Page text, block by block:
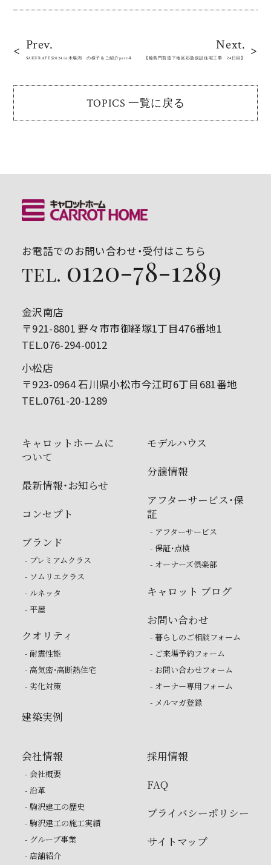
Prev.
SAKURAFES2024 in木場潟 の様子をご紹介part４
Next.
【輪島門前道下地区応急仮設住宅工事 24日目】
TOPICS 一覧に戻る
お電話でのお問い合わせ・受付はこちら
TEL. 0120-78-1289
金沢南店
〒921-8801 野々市市御経塚1丁目476番地1
TEL.076-294-0012
小松店
〒923-0964 石川県小松市今江町6丁目681番地
TEL.0761-20-1289
キャロットホームに
ついて
最新情報・お知らせ
コンセプト
ブランド
- プレミアムクラス
- ソムリエクラス
- ルネッタ
- 平屋
クオリティ
- 耐震性能
- 高気密・高断熱住宅
- 劣化対策
建築実例
モデルハウス
分譲情報
アフターサービス・保
証
- アフターサービス
- 保証・点検
- オーナーズ倶楽部
キャロット ブログ
お問い合わせ
- 暮らしのご相談フォーム
- ご来場予約フォーム
- お問い合わせフォーム
- オーナー専用フォーム
- メルマガ登録
会社情報
- 会社概要
- 沿革
- 駒沢建工の歴史
- 駒沢建工の施工実績
- グループ事業
- 店舗紹介
採用情報
FAQ
プライバシーポリシー
サイトマップ